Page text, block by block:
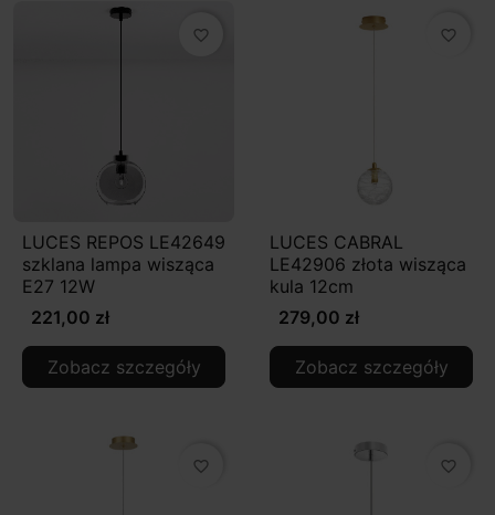
favorite_border
LUCES REPOS LE42649
szklana lampa wisząca
E27 12W
221,00 zł
Zobacz szczegóły
favorite_border
LUCES CABRAL
LE42906 złota wisząca
kula 12cm
279,00 zł
Zobacz szczegóły
favorite_border favorite_border